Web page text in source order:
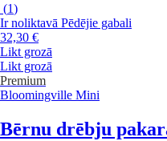
(1)
Ir noliktavā Pēdējie gabali
32,30 €
Likt grozā
Likt grozā
Premium
Bloomingville Mini
Bērnu drēbju